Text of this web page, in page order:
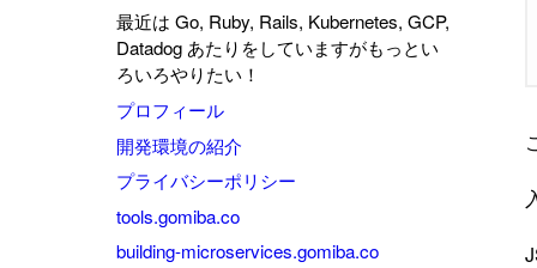
最近は Go, Ruby, Rails, Kubernetes, GCP,
Datadog あたりをしていますがもっとい
ろいろやりたい！
プロフィール
開発環境の紹介
プライバシーポリシー
tools.gomiba.co
building-microservices.gomiba.co